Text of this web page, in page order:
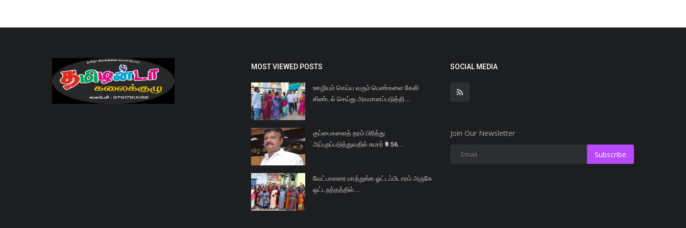
MOST VIEWED POSTS
ஊழியம் செய்ய வரும் பெண்களை கேலி
கிண்டல் செய்து அவமானப்படுத்தி...
குப்பைகளைத் தரம் பிரித்து
அப்புறப்படுத்துவதில் சுமார் ₹9.56...
வேட்பாளரை மாத்துங்க ஓட்டப்பிடாரம் அருகே
ஒட்டநத்தத்தில்...
SOCIAL MEDIA
Join Our Newsletter
Subscribe